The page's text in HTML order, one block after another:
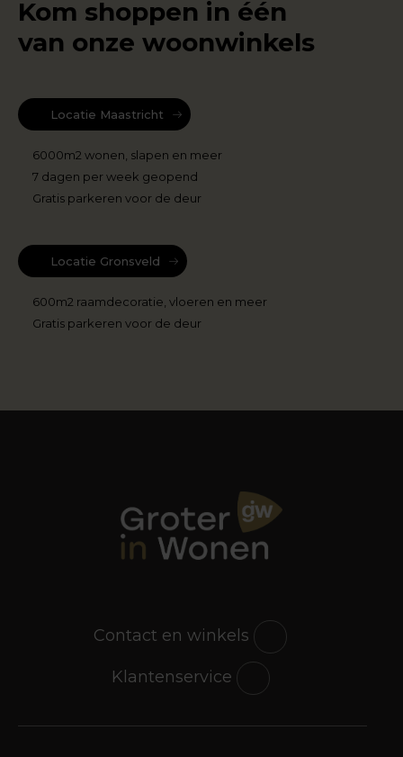
Kom shoppen in één
van onze woonwinkels
Locatie Maastricht
6000m2 wonen, slapen en meer
7 dagen per week geopend
Gratis parkeren voor de deur
Locatie Gronsveld
600m2 raamdecoratie, vloeren en meer
Gratis parkeren voor de deur
Contact en winkels
Klantenservice